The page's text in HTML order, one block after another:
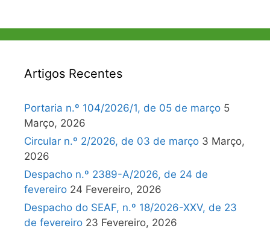
Artigos Recentes
Portaria n.º 104/2026/1, de 05 de março 5
Março, 2026
Circular n.º 2/2026, de 03 de março 3 Março,
2026
Despacho n.º 2389-A/2026, de 24 de
fevereiro 24 Fevereiro, 2026
Despacho do SEAF, n.º 18/2026-XXV, de 23
de fevereiro 23 Fevereiro, 2026